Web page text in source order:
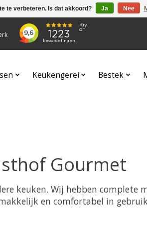
Keukengerei Bestek
Gourmet
keuken. Wij hebben complete
en comfortabel in
te verbeteren. Is dat akkoord? Ja Nee